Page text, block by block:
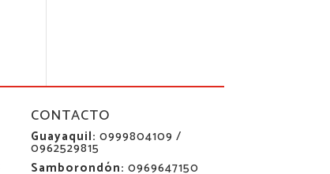
CONTACTO
Guayaquil: 0999804109 /
0962529815
Samborondón: 0969647150